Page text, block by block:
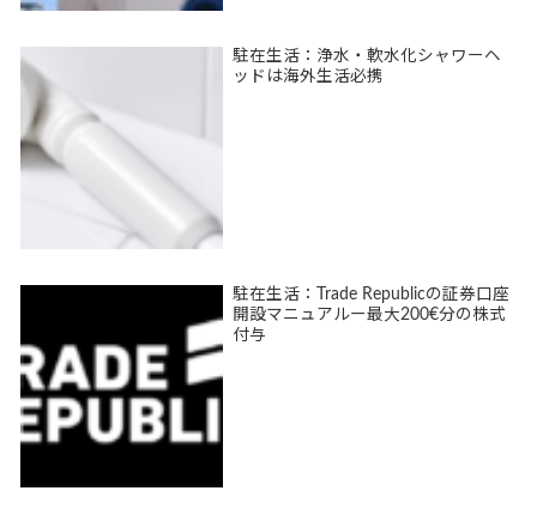
駐在生活：浄水・軟水化シャワーヘ
ッドは海外生活必携
駐在生活：Trade Republicの証券口座
開設マニュアルー最大200€分の株式
付与